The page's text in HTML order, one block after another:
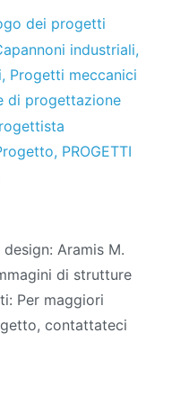
dei progetti
industriali,
, Progetti meccanici
di progettazione
, PROGETTI
Aramis M.
di strutture
Per maggiori
contattateci